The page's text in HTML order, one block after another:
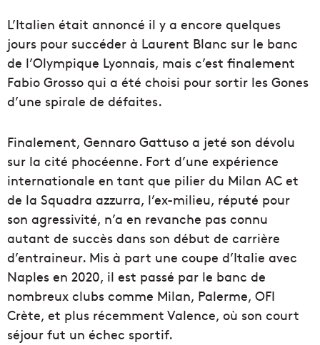
L’Italien était annoncé il y a encore quelques
jours pour succéder à Laurent Blanc sur le banc
de l’Olympique Lyonnais, mais c’est finalement
Fabio Grosso qui a été choisi pour sortir les Gones
d’une spirale de défaites.
Finalement, Gennaro Gattuso a jeté son dévolu
sur la cité phocéenne. Fort d’une expérience
internationale en tant que pilier du Milan AC et
de la Squadra azzurra, l’ex-milieu, réputé pour
son agressivité, n’a en revanche pas connu
autant de succès dans son début de carrière
d’entraineur. Mis à part une coupe d’Italie avec
Naples en 2020, il est passé par le banc de
nombreux clubs comme Milan, Palerme, OFI
Crète, et plus récemment Valence, où son court
séjour fut un échec sportif.